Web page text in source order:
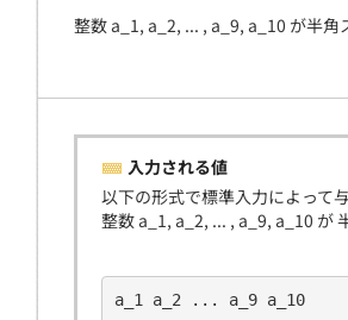
整数 a_1, a_2, ... , a_9, a_10 が半
入力される値
以下の形式で標準入力によって
整数 a_1, a_2, ... , a_9, a_10 が
a_1 a_2 ... a_9 a_10